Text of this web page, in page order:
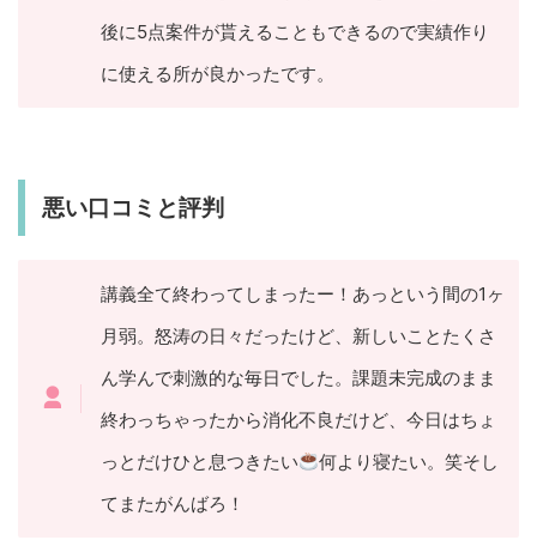
後に5点案件が貰えることもできるので実績作り
に使える所が良かったです。
悪い口コミと評判
講義全て終わってしまったー！あっという間の1ヶ
月弱。怒涛の日々だったけど、新しいことたくさ
ん学んで刺激的な毎日でした。課題未完成のまま
終わっちゃったから消化不良だけど、今日はちょ
っとだけひと息つきたい
何より寝たい。笑そし
てまたがんばろ！